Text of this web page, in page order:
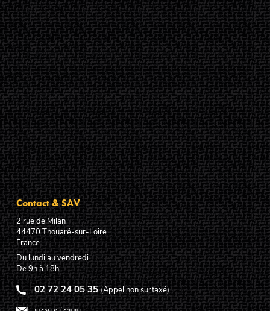
Contact & SAV
2 rue de Milan
44470Thouaré-sur-Loire
France
Du lundi au vendredi
De 9h à 18h
02 72 24 05 35 (Appel non surtaxé)